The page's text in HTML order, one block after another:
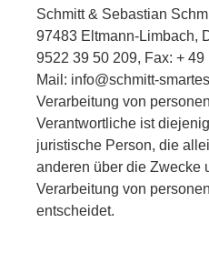
Schmitt & Sebastian
97483 Eltmann-Limbach,
9522 39 50 209, Fax: +
Mail: info@schmitt-
Verarbeitung von
Verantwortliche ist
juristische Person, die
anderen über die Zwecke
Verarbeitung von
entscheidet.